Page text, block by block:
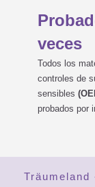
veces
Todos los
controles de
sensibles
probados por